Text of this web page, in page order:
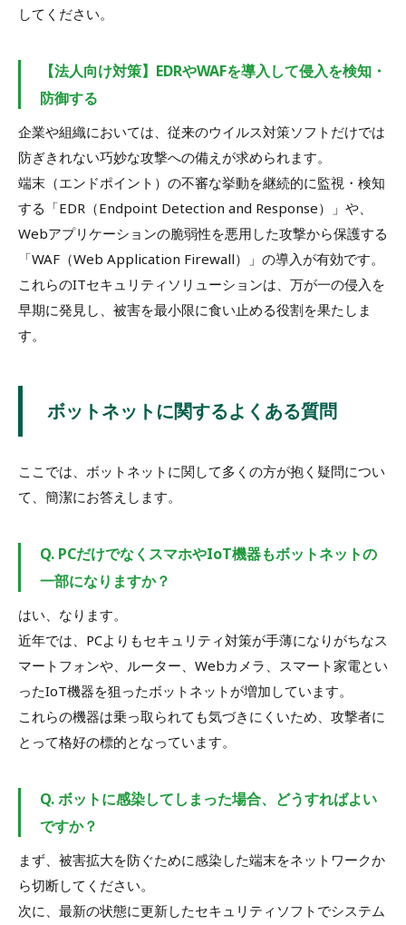
してください。
【法人向け対策】EDRやWAFを導入して侵入を検知・
防御する
企業や組織においては、従来のウイルス対策ソフトだけでは
防ぎきれない巧妙な攻撃への備えが求められます。
端末（エンドポイント）の不審な挙動を継続的に監視・検知
する「EDR（Endpoint Detection and Response）」や、
Webアプリケーションの脆弱性を悪用した攻撃から保護する
「WAF（Web Application Firewall）」の導入が有効です。
これらのITセキュリティソリューションは、万が一の侵入を
早期に発見し、被害を最小限に食い止める役割を果たしま
す。
ボットネットに関するよくある質問
ここでは、ボットネットに関して多くの方が抱く疑問につい
て、簡潔にお答えします。
Q. PCだけでなくスマホやIoT機器もボットネットの
一部になりますか？
はい、なります。
近年では、PCよりもセキュリティ対策が手薄になりがちなス
マートフォンや、ルーター、Webカメラ、スマート家電とい
ったIoT機器を狙ったボットネットが増加しています。
これらの機器は乗っ取られても気づきにくいため、攻撃者に
とって格好の標的となっています。
Q. ボットに感染してしまった場合、どうすればよい
ですか？
まず、被害拡大を防ぐために感染した端末をネットワークか
ら切断してください。
次に、最新の状態に更新したセキュリティソフトでシステム